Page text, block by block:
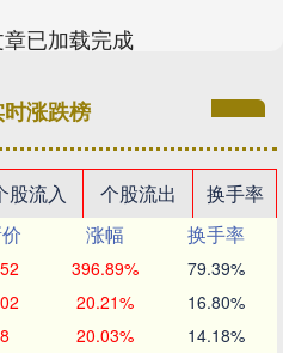
已加载完成
涨跌榜
股流入 个股流出
换手率
涨幅
换手率
396.89% 79.39%
20.21% 16.80%
20.03% 14.18%